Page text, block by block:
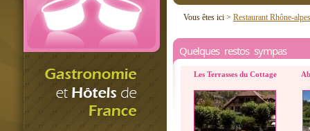
Vous êtes ici > Restaurant Rhône-alpes
Quelques restos sympas
Les Terrasses du Cottage